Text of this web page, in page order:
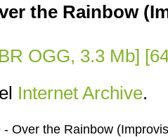
the Rainbow
OGG, 3.3 Mb]
Internet Archive.
- Over the Rainbow